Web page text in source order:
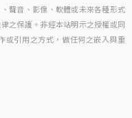
聲音、影像、軟體或未來各種形式
之保護。非經本站明示之授權或同
或引用之方式，做任何之嵌入與重